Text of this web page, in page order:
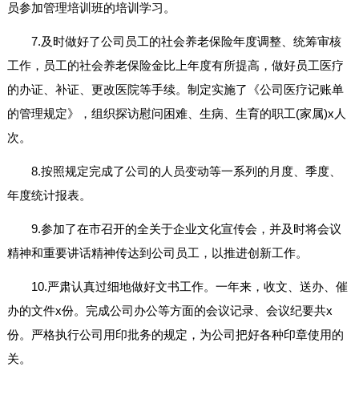
员参加管理培训班的培训学习。
7.及时做好了公司员工的社会养老保险年度调整、统筹审核
工作，员工的社会养老保险金比上年度有所提高，做好员工医疗
的办证、补证、更改医院等手续。制定实施了《公司医疗记账单
的管理规定》，组织探访慰问困难、生病、生育的职工(家属)x人
次。
8.按照规定完成了公司的人员变动等一系列的月度、季度、
年度统计报表。
9.参加了在市召开的全关于企业文化宣传会，并及时将会议
精神和重要讲话精神传达到公司员工，以推进创新工作。
10.严肃认真过细地做好文书工作。一年来，收文、送办、催
办的文件x份。完成公司办公等方面的会议记录、会议纪要共x
份。严格执行公司用印批务的规定，为公司把好各种印章使用的
关。